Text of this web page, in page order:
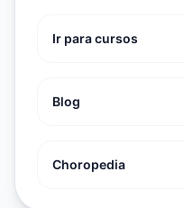
Ir para cursos
Blog
Choropedia